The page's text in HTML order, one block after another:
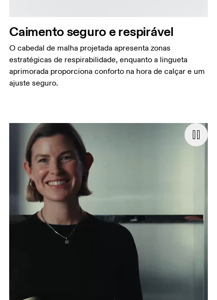
Caimento seguro e respirável
O cabedal de malha projetada apresenta zonas
estratégicas de respirabilidade, enquanto a lingueta
aprimorada proporciona conforto na hora de calçar e um
ajuste seguro.